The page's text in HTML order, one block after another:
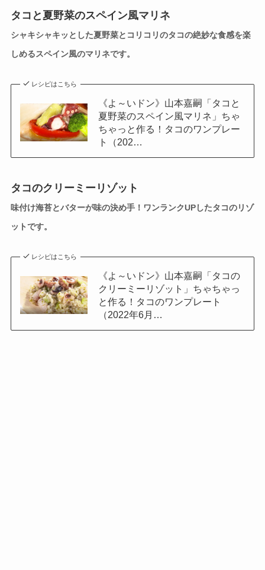
タコと夏野菜のスペイン風マリネ
シャキシャキッとした夏野菜とコリコリのタコの絶妙な食感を楽
しめるスペイン風のマリネです。
レシピはこちら
《よ～いドン》山本嘉嗣「タコと
夏野菜のスペイン風マリネ」ちゃ
ちゃっと作る！タコのワンプレー
ト（202…
タコのクリーミーリゾット
味付け海苔とバターが味の決め手！ワンランクUPしたタコのリゾ
ットです。
レシピはこちら
《よ～いドン》山本嘉嗣「タコの
クリーミーリゾット」ちゃちゃっ
と作る！タコのワンプレート
（2022年6月…